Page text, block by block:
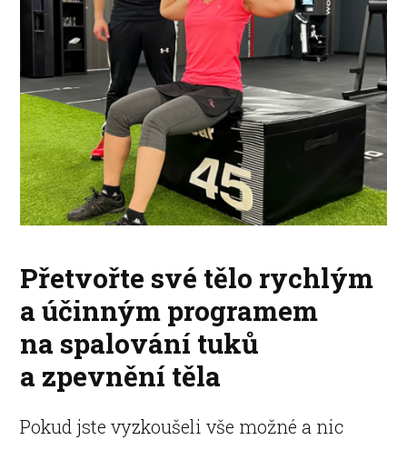
Přetvořte své tělo rychlým
a účinným programem
na spalování tuků
a zpevnění těla
Pokud jste vyzkoušeli vše možné a nic